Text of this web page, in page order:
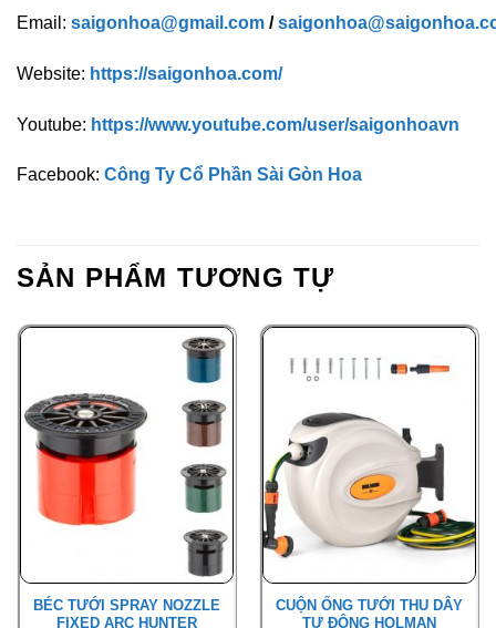
Email: saigonhoa@gmail.com /
Website: https://saigonhoa.com/
Youtube: https://www.youtube.com/user/saigonhoavn
Facebook: Công Ty Cổ Phần Sài Gòn Hoa
SẢN PHẨM TƯƠNG TỰ
BÉC TƯỚI SPRAY NOZZLE
FIXED ARC HUNTER
CUỘN ỐNG TƯỚI THU DÂY
TỰ ĐỘNG HOLMAN